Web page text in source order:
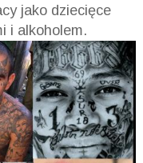
jako dziecięce
i alkoholem.